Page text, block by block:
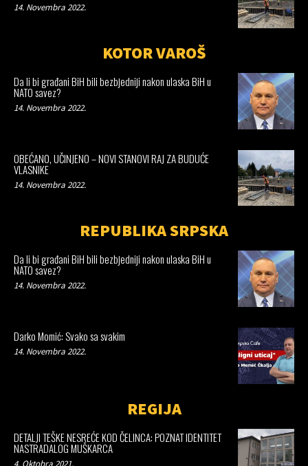
14. Novembra 2022.
KOTOR VAROŠ
Da li bi građani BiH bili bezbjedniji nakon ulaska BiH u
NATO savez?
14. Novembra 2022.
OBEĆANO, UČINJENO – NOVI STANOVI RAJ ZA BUDUĆE
VLASNIKE
14. Novembra 2022.
REPUBLIKA SRPSKA
Da li bi građani BiH bili bezbjedniji nakon ulaska BiH u
NATO savez?
14. Novembra 2022.
Darko Momić: Svako sa svakim
14. Novembra 2022.
REGIJA
DETALJI TEŠKE NESREĆE KOD ČELINCA: POZNAT IDENTITET
NASTRADALOG MUŠKARCA
4. Oktobra 2021.